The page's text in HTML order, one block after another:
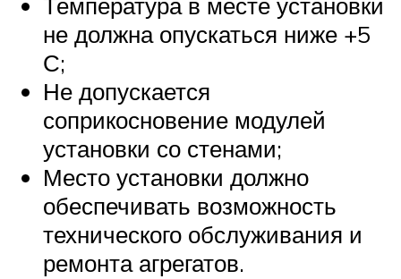
не должна опускаться ниже +5
С;
Не допускается
соприкосновение модулей
установки со стенами;
Место установки должно
обеспечивать возможность
технического обслуживания и
ремонта агрегатов.